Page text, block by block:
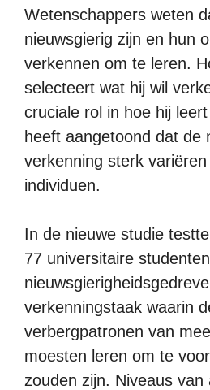
Wetenschappers weten
nieuwsgierig zijn en hun
verkennen om te leren.
selecteert wat hij wil
cruciale rol in hoe hij
heeft aangetoond dat de
verkenning sterk
individuen.
In de nieuwe studie
77 universitaire
verkenningstaak waarin
verbergpatronen van
moesten leren om te
zouden zijn. Niveaus van